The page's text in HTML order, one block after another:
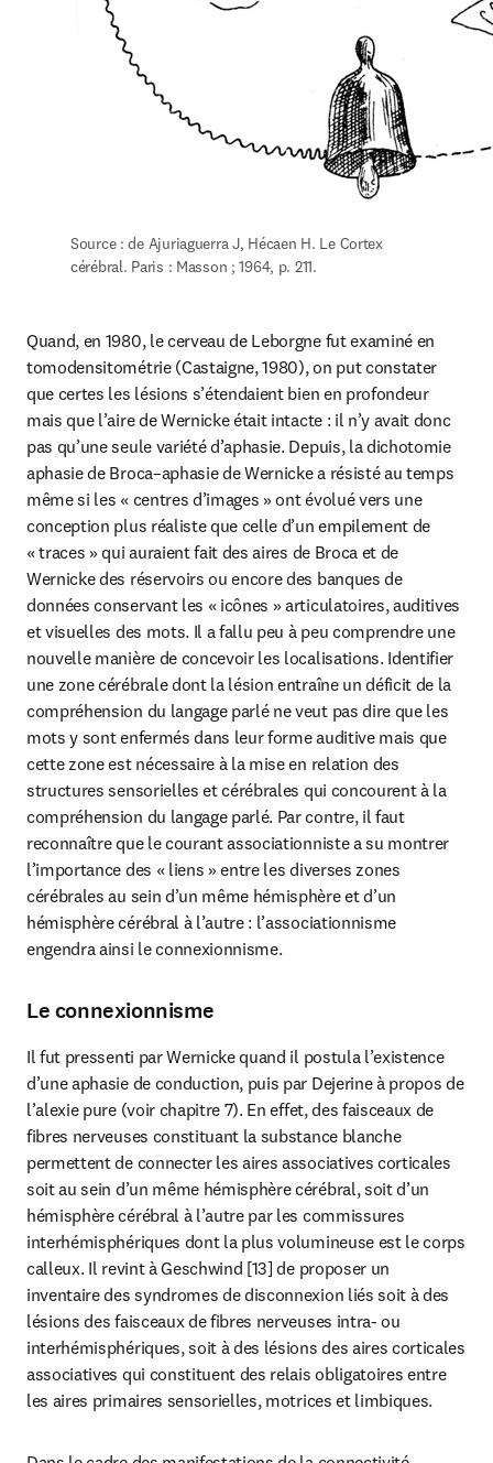
Source : de Ajuriaguerra J, Hécaen H. Le Cortex
cérébral. Paris : Masson ; 1964, p. 211.
Quand, en 1980, le cerveau de Leborgne fut examiné en
tomodensitométrie (Castaigne, 1980), on put constater
que certes les lésions s’étendaient bien en profondeur
mais que l’aire de Wernicke était intacte : il n’y avait donc
pas qu’une seule variété d’aphasie. Depuis, la dichotomie
aphasie de Broca–aphasie de Wernicke a résisté au temps
même si les « centres d’images » ont évolué vers une
conception plus réaliste que celle d’un empilement de
« traces » qui auraient fait des aires de Broca et de
Wernicke des réservoirs ou encore des banques de
données conservant les « icônes » articulatoires, auditives
et visuelles des mots. Il a fallu peu à peu comprendre une
nouvelle manière de concevoir les localisations. Identifier
une zone cérébrale dont la lésion entraîne un déficit de la
compréhension du langage parlé ne veut pas dire que les
mots y sont enfermés dans leur forme auditive mais que
cette zone est nécessaire à la mise en relation des
structures sensorielles et cérébrales qui concourent à la
compréhension du langage parlé. Par contre, il faut
reconnaître que le courant associationniste a su montrer
l’importance des « liens » entre les diverses zones
cérébrales au sein d’un même hémisphère et d’un
hémisphère cérébral à l’autre : l’associationnisme
engendra ainsi le connexionnisme.
Le connexionnisme
Il fut pressenti par Wernicke quand il postula l’existence
d’une aphasie de conduction, puis par Dejerine à propos de
l’alexie pure (voir chapitre 7). En effet, des faisceaux de
fibres nerveuses constituant la substance blanche
permettent de connecter les aires associatives corticales
soit au sein d’un même hémisphère cérébral, soit d’un
hémisphère cérébral à l’autre par les commissures
interhémisphériques dont la plus volumineuse est le corps
calleux. Il revint à Geschwind [13] de proposer un
inventaire des syndromes de disconnexion liés soit à des
lésions des faisceaux de fibres nerveuses intra- ou
interhémisphériques, soit à des lésions des aires corticales
associatives qui constituent des relais obligatoires entre
les aires primaires sensorielles, motrices et limbiques.